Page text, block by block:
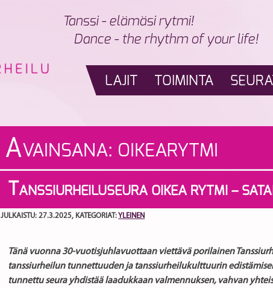
Tanssi - elämäsi rytmi!
Dance - the rhythm of your life!
LAJIT TOIMINTA SEURAT
AVAINSANA: OIKEARYTMI
TANSSIURHEILUSEURA OIKEA RYTMI –
JULKAISTU: 27.3.2025, KATEGORIAT:YLEINEN
Tänä vuonna 30-vuotisjuhlavuottaan viettävä porilainen
tanssiurheilun tunnettuuden ja tanssiurheilukulttuurin
tunnettu seura yhdistää laadukkaan valmennuksen, vahvan